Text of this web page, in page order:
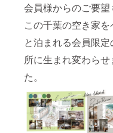
会員様からのご要望
この千葉の空き家を
と泊まれる会員限定
所に生まれ変わらせ
た。